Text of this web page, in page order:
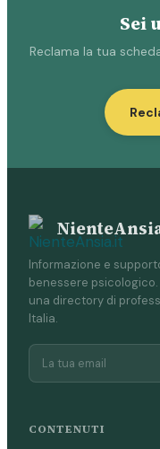
Sei
Reclama la tua
Informazione e
benessere
una directory di
Italia.
CONTENUTI